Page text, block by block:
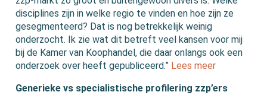
disciplines zijn in welke regio te vinden en hoe zijn ze
gesegmenteerd? Dat is nog betrekkelijk weinig
onderzocht. Ik zie wat dit betreft veel kansen voor mij
bij de Kamer van Koophandel, die daar onlangs ook een
onderzoek over heeft gepubliceerd.” Lees meer
Generieke vs specialistische profilering zzp’ers